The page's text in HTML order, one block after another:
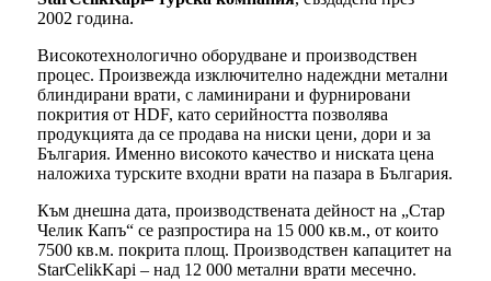
2002 година.
Високотехнологично оборудване и производствен
процес. Произвежда изключително надеждни метални
блиндирани врати, с ламинирани и фурнировани
покрития от HDF, като серийността позволява
продукцията да се продава на ниски цени, дори и за
България. Именно високото качество и ниската цена
наложиха турските входни врати на пазара в България.
Към днешна дата, производствената дейност на „Стар
Челик Капъ“ се разпростира на 15 000 кв.м., от които
7500 кв.м. покрита площ. Производствен капацитет на
StarCelikKapi – над 12 000 метални врати месечно.